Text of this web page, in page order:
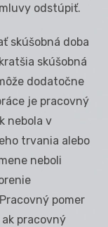
odstúpiť.
skúšobná doba
skúšobná
dodatočne
je pracovný
nebola v
trvania alebo
neboli
pomer
pracovný